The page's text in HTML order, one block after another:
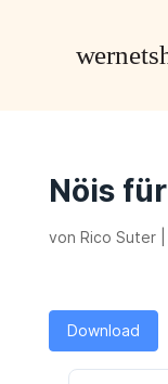
Nöis
von Rico Suter|
Download